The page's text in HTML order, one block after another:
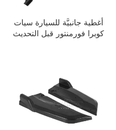
أغطية جانبيَّة للسيارة سيات
كوبرا فورمنتور قبل التحديث